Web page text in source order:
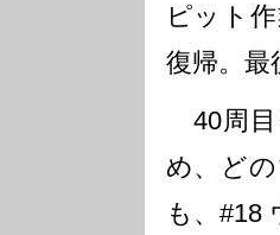
ピット
復帰。
40周目
め、ど
も、#18